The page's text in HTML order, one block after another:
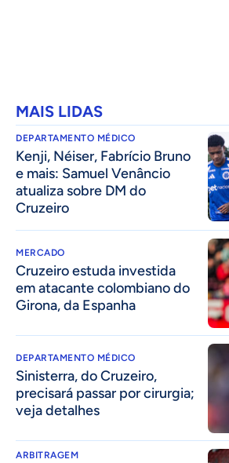
MAIS LIDAS
DEPARTAMENTO MÉDICO
Kenji, Néiser, Fabrício Bruno
e mais: Samuel Venâncio
atualiza sobre DM do
Cruzeiro
MERCADO
Cruzeiro estuda investida
em atacante colombiano do
Girona, da Espanha
DEPARTAMENTO MÉDICO
Sinisterra, do Cruzeiro,
precisará passar por cirurgia;
veja detalhes
ARBITRAGEM